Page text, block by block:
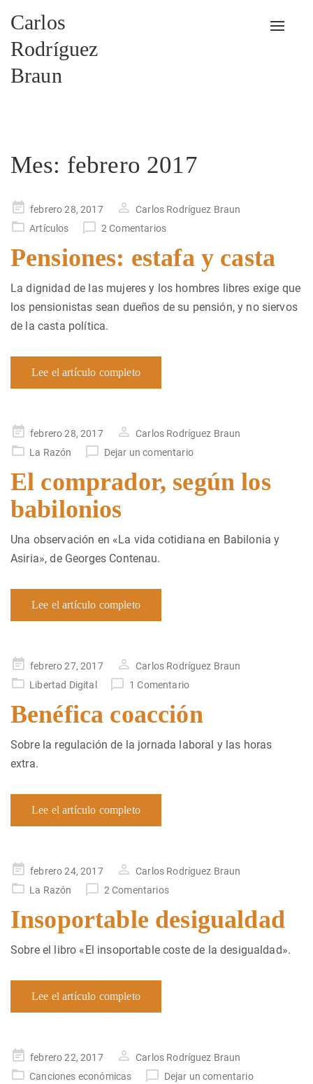
Carlos
Rodríguez
Braun
Mes: febrero 2017
Publicado
en
febrero 28, 2017
Carlos Rodríguez Braun
Artículos
2 Comentarios
Pensiones: estafa y casta
La dignidad de las mujeres y los hombres libres exige que
los pensionistas sean dueños de su pensión, y no siervos
de la casta política.
Lee el artículo completo
Publicado
en
febrero 28, 2017
Carlos Rodríguez Braun
La Razón
Dejar un comentario
El comprador, según los
babilonios
Una observación en «La vida cotidiana en Babilonia y
Asiria», de Georges Contenau.
Lee el artículo completo
Publicado
en
febrero 27, 2017
Carlos Rodríguez Braun
Libertad Digital
1 Comentario
Benéfica coacción
Sobre la regulación de la jornada laboral y las horas
extra.
Lee el artículo completo
Publicado
en
febrero 24, 2017
Carlos Rodríguez Braun
La Razón
2 Comentarios
Insoportable desigualdad
Sobre el libro «El insoportable coste de la desigualdad».
Lee el artículo completo
Publicado
en
febrero 22, 2017
Carlos Rodríguez Braun
Canciones económicas
Dejar un comentario